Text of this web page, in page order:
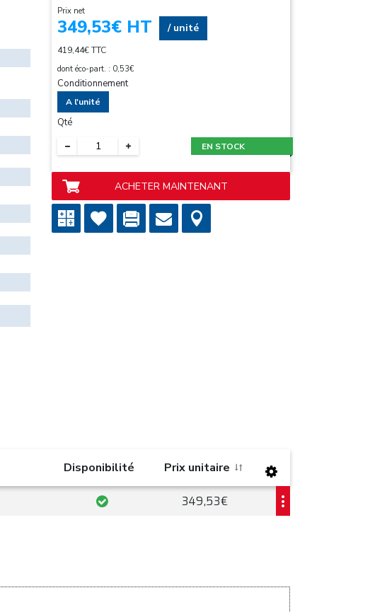
Prix net
349,53€ HT / unité
419,44€ TTC
dont éco-part. : 0,53€
Conditionnement
A l'unité
Qté
EN STOCK
ACHETER MAINTENANT
Disponibilité Prix unitaire
349,53€